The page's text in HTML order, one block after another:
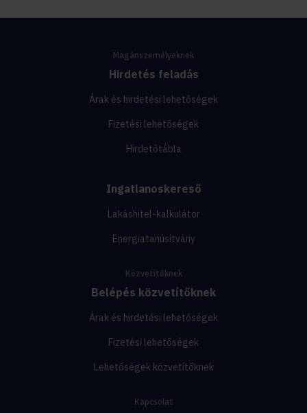
Magánszemélyeknek
Hirdetés feladás
Árak és hirdetési lehetőségek
Fizetési lehetőségek
Hirdetőtábla
Ingatlanoskereső
Lakáshitel-kalkulátor
Energiatanúsítvány
Közvetítőknek
Belépés közvetítőknek
Árak és hirdetési lehetőségek
Fizetési lehetőségek
Lehetőségek közvetítőknek
Kapcsolat